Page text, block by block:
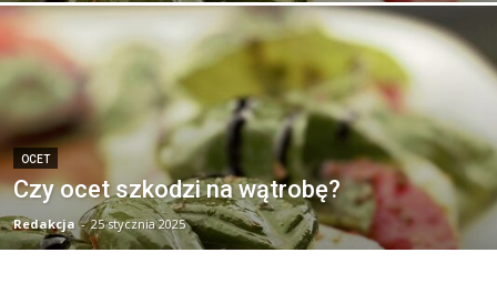
OCET
Czy ocet szkodzi na wątrobę?
Redakcja - 25 stycznia 2025